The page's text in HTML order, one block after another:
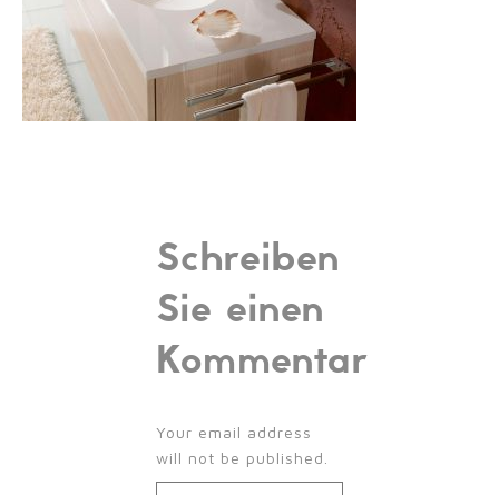
Schreiben
Sie einen
Kommentar
Your email address
will not be published.